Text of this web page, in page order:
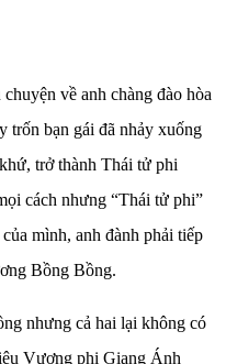
về anh chàng đào hòa
trốn bạn gái đã nhảy xuống
trở thành Thái tử phi
cách nhưng “Thái tử phi”
mình, anh đành phải tiếp
Bồng Bồng.
nhưng cả hai lại không có
Vương phi Giang Ánh